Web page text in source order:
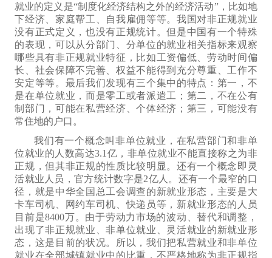
就业的定义是“制度化经济结构之外的经济活动”，比如地
下经济、家庭帮工、自我雇佣等等。我国 对非正规就业
没有正式定义，也没有正规统计。但是中国有一个特殊
的表现，可以从分部门、分单位的就业相关指标来观察
哪些具有非正规就业特征 ，比如工资偏低、劳动时间偏
长、社会保障不完善、权益不能得到充分尊重、工作不
安定等等。最后我们发现有三个集中的特点：第一，不
是在单位就业，而是零工或者派遣工；第二，不在公有
制 部门，可能在私营经济、个体经济；第三，可能没有
常住地的 户口。
我们有一个概念叫非单位就业，在私营部门和非单
位就业的人数高达3.1亿，非单位就业不能直接称之为非
正规，但其非正规的性质比较明显。还有一个概念即 灵
活就业人员，官方统计数字是2亿人。还有一个最窄的口
径，就是中华全国总工会调查的新就业形态，主要是大
卡车司机、网约车司机、快递员等，新就业形态的人员
目前是8400万。由于劳动力市场的波动、替代和调整，
出现了非正规就业、非单位就业、灵活就业的新就业形
态，这是目前的状况。
所以，我们把私营就业和非单位
就业在全部城镇就业中的比重，不严格地称为非正规指